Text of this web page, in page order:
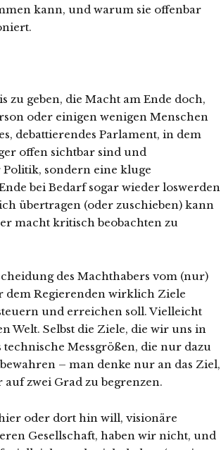
kann, und warum sie offenbar
zu geben, die Macht am Ende doch,
oder einigen wenigen Menschen
debattierendes Parlament, in dem
offen sichtbar sind und
Politik, sondern eine kluge
bei Bedarf sogar wieder loswerden
übertragen (oder zuschieben) kann
macht kritisch beobachten zu
des Machthabers vom (nur)
dem Regierenden wirklich Ziele
und erreichen soll. Vielleicht
Welt. Selbst die Ziele, die wir uns in
Messgrößen, die nur dazu
– man denke nur an das Ziel,
zwei Grad zu begrenzen.
hier oder dort hin will, visionäre
Gesellschaft, haben wir nicht, und